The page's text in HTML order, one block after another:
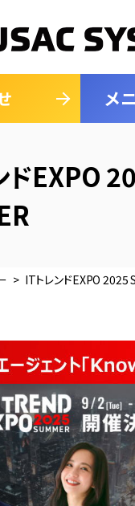
メ
閉
ドEXPO
ITトレンドEXPO 2025